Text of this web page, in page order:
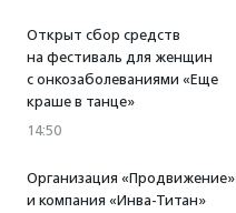
Открыт сбор средств
на фестиваль для женщин
с онкозаболеваниями «Еще
краше в танце»
14:50
Организация «Продвижение»
и компания «Инва-Титан»